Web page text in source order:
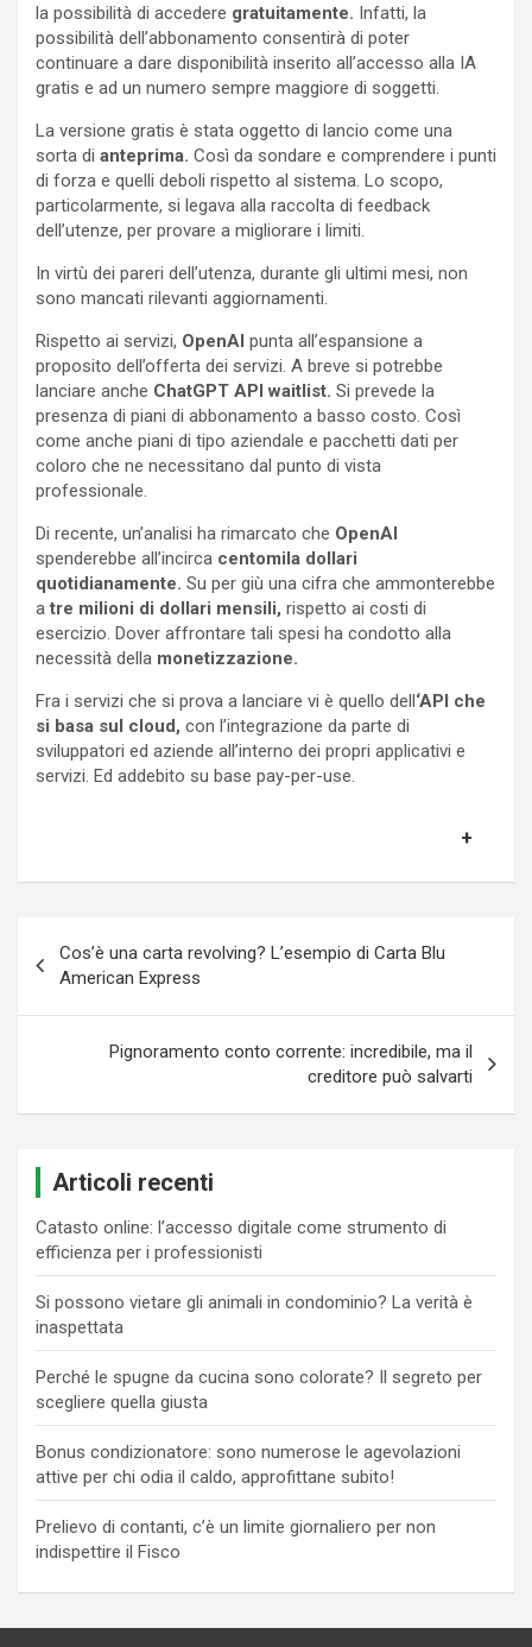
la possibilità di accedere gratuitamente. Infatti, la
possibilità dell’abbonamento consentirà di poter
continuare a dare disponibilità inserito all’accesso alla IA
gratis e ad un numero sempre maggiore di soggetti.
La versione gratis è stata oggetto di lancio come una
sorta di anteprima. Così da sondare e comprendere i punti
di forza e quelli deboli rispetto al sistema. Lo scopo,
particolarmente, si legava alla raccolta di feedback
dell’utenze, per provare a migliorare i limiti.
In virtù dei pareri dell’utenza, durante gli ultimi mesi, non
sono mancati rilevanti aggiornamenti.
Rispetto ai servizi, OpenAI punta all’espansione a
proposito dell’offerta dei servizi. A breve si potrebbe
lanciare anche ChatGPT API waitlist. Si prevede la
presenza di piani di abbonamento a basso costo. Così
come anche piani di tipo aziendale e pacchetti dati per
coloro che ne necessitano dal punto di vista
professionale.
Di recente, un’analisi ha rimarcato che OpenAI
spenderebbe all’incirca centomila dollari
quotidianamente. Su per giù una cifra che ammonterebbe
a tre milioni di dollari mensili, rispetto ai costi di
esercizio. Dover affrontare tali spesi ha condotto alla
necessità della monetizzazione.
Fra i servizi che si prova a lanciare vi è quello dell‘API che
si basa sul cloud, con l’integrazione da parte di
sviluppatori ed aziende all’interno dei propri applicativi e
servizi. Ed addebito su base pay-per-use.
articoli
Cos’è una carta revolving? L’esempio di Carta Blu
American Express
Pignoramento conto corrente: incredibile, ma il
creditore può salvarti
Articoli recenti
Catasto online: l’accesso digitale come strumento di
efficienza per i professionisti
Si possono vietare gli animali in condominio? La verità è
inaspettata
Perché le spugne da cucina sono colorate? Il segreto per
scegliere quella giusta
Bonus condizionatore: sono numerose le agevolazioni
attive per chi odia il caldo, approfittane subito!
Prelievo di contanti, c’è un limite giornaliero per non
indispettire il Fisco